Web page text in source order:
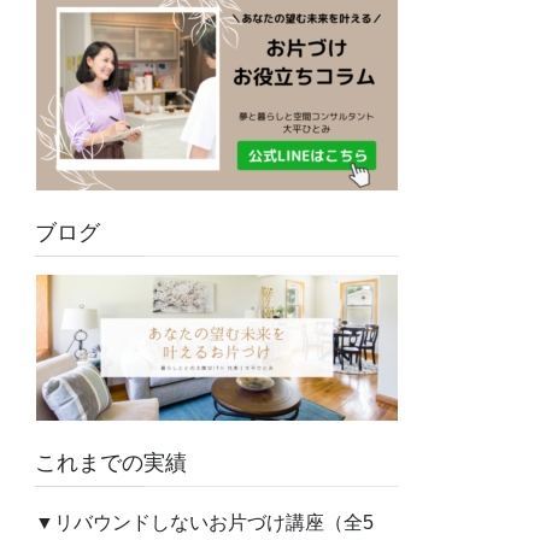
ブログ
これまでの実績
▼リバウンドしないお片づけ講座（全5